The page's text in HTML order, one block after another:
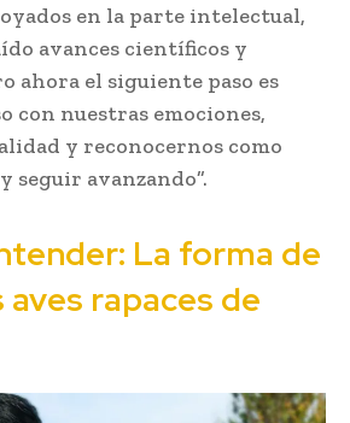
en la parte intelectual,
avances científicos y
ahora el siguiente paso es
con nuestras emociones,
y reconocernos como
seguir avanzando”.
La forma de
aves rapaces de